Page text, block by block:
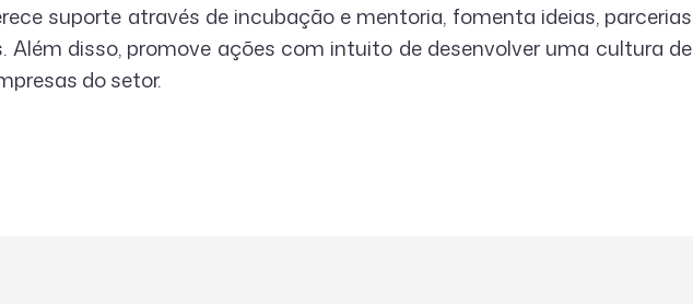
suporte através de incubação e mentoria, fomenta ideias, parcerias
Além disso, promove ações com intuito de desenvolver uma cultura de
do setor.